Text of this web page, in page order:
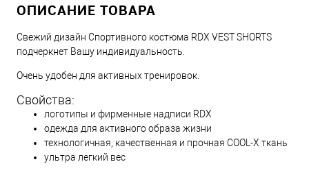
ОПИСАНИЕ ТОВАРА
Свежий дизайн Спортивного костюма RDX VEST SHORTS
подчеркнет Вашу индивидуальность.
Очень удобен для активных тренировок.
Свойства:
логотипы и фирменные надписи RDX
одежда для активного образа жизни
технологичная, качественная и прочная COOL-X ткань
ультра легкий вес